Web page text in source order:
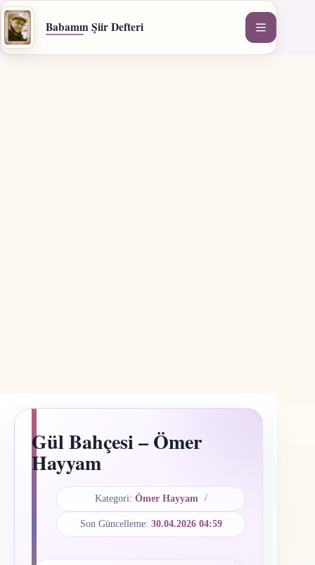
İçeriğe
geç
Babamın Şiir Defteri
Gül Bahçesi – Ömer
Hayyam
Kategori: Ömer Hayyam
Son Güncelleme: 30.04.2026 04:59